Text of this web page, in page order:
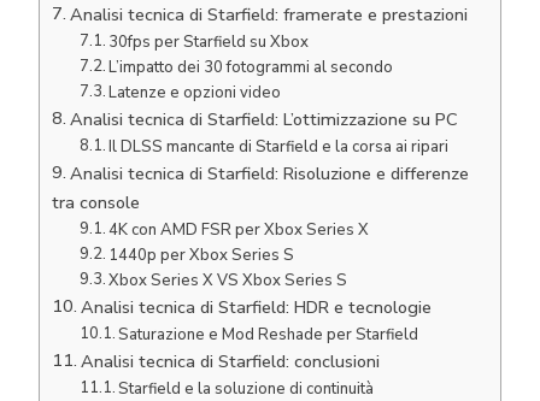
Analisi tecnica di Starfield: framerate e prestazioni
30fps per Starfield su Xbox
L’impatto dei 30 fotogrammi al secondo
Latenze e opzioni video
Analisi tecnica di Starfield: L’ottimizzazione su PC
Il DLSS mancante di Starfield e la corsa ai ripari
Analisi tecnica di Starfield: Risoluzione e differenze
tra console
4K con AMD FSR per Xbox Series X
1440p per Xbox Series S
Xbox Series X VS Xbox Series S
Analisi tecnica di Starfield: HDR e tecnologie
Saturazione e Mod Reshade per Starfield
Analisi tecnica di Starfield: conclusioni
Starfield e la soluzione di continuità